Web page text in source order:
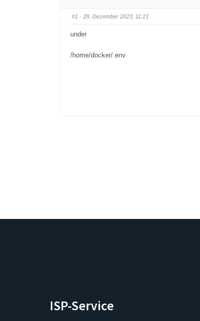
#1 · 28. Dezember 2023, 11:21
under
/home/docker/.env
ISP-Service